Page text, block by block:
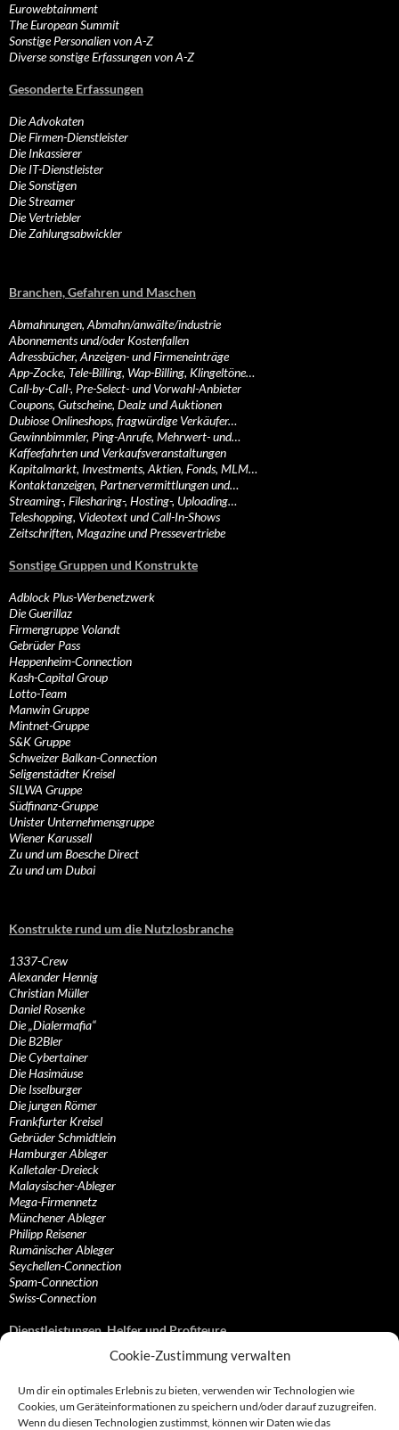
Cookie-Zustimmung verwalten
Um dir ein optimales Erlebnis zu bieten, verwenden wir Technologien wie
Cookies, um Geräteinformationen zu speichern und/oder darauf zuzugreifen.
Wenn du diesen Technologien zustimmst, können wir Daten wie das
Eurowebtainment
The European Summit
Sonstige Personalien von A-Z
Diverse sonstige Erfassungen von A-Z
Gesonderte Erfassungen
Die Advokaten
Die Firmen-Dienstleister
Die Inkassierer
Die IT-Dienstleister
Die Sonstigen
Die Streamer
Die Vertriebler
Die Zahlungsabwickler
Branchen, Gefahren und Maschen
Abmahnungen, Abmahn/anwälte/industrie
Abonnements und/oder Kostenfallen
Adressbücher, Anzeigen- und Firmeneinträge
App-Zocke, Tele-Billing, Wap-Billing, Klingeltöne…
Call-by-Call-, Pre-Select- und Vorwahl-Anbieter
Coupons, Gutscheine, Dealz und Auktionen
Dubiose Onlineshops, fragwürdige Verkäufer…
Gewinnbimmler, Ping-Anrufe, Mehrwert- und…
Kaffeefahrten und Verkaufsveranstaltungen
Kapitalmarkt, Investments, Aktien, Fonds, MLM…
Kontaktanzeigen, Partnervermittlungen und…
Streaming-, Filesharing-, Hosting-, Uploading…
Teleshopping, Videotext und Call-In-Shows
Zeitschriften, Magazine und Pressevertriebe
Sonstige Gruppen und Konstrukte
Adblock Plus-Werbenetzwerk
Die Guerillaz
Firmengruppe Volandt
Gebrüder Pass
Heppenheim-Connection
Kash-Capital Group
Lotto-Team
Manwin Gruppe
Mintnet-Gruppe
S&K Gruppe
Schweizer Balkan-Connection
Seligenstädter Kreisel
SILWA Gruppe
Südfinanz-Gruppe
Unister Unternehmensgruppe
Wiener Karussell
Zu und um Boesche Direct
Zu und um Dubai
Konstrukte rund um die Nutzlosbranche
1337-Crew
Alexander Hennig
Christian Müller
Daniel Rosenke
Die „Dialermafia“
Die B2Bler
Die Cybertainer
Die Hasimäuse
Die Isselburger
Die jungen Römer
Frankfurter Kreisel
Gebrüder Schmidtlein
Hamburger Ableger
Kalletaler-Dreieck
Malaysischer-Ableger
Mega-Firmennetz
Münchener Ableger
Philipp Reisener
Rumänischer Ableger
Seychellen-Connection
Spam-Connection
Swiss-Connection
Dienstleistungen, Helfer und Profiteure
Anonymisierungsdienste, VPN- und Web-Proxy…
Bezahlsysteme, Finanzdienstleister und…
Bürodienstleister, Firmengründer- und/oder…
Datenhändler, Adressbroker und zielgerichtetes…